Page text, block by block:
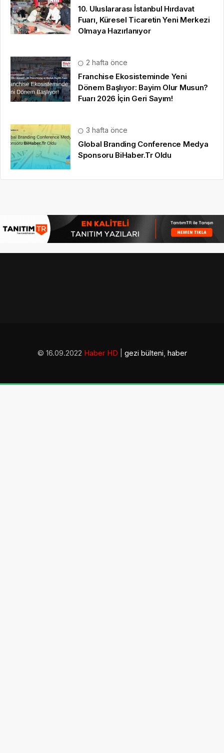
10. Uluslararası İstanbul Hırdavat
Fuarı, Küresel Ticaretin Yeni Merkezi
Olmaya Hazırlanıyor
2 hafta önce
Franchise Ekosisteminde Yeni
Dönem Başlıyor: Bayim Olur Musun?
Fuarı 2026 İçin Geri Sayım!
3 hafta önce
Global Branding Conference Medya
Sponsoru BiHaber.Tr Oldu
© 16.09.2022 Haber HD gezi bülteni haber